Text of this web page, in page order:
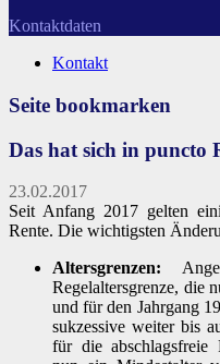
Kontaktdaten
Kontakt
Seite bookmarken
Das hat sich in puncto
23.02.2017
Seit Anfang 2017 gelten
Rente. Die wichtigsten
Altersgrenzen:
Regelaltersgrenze, die
und für den Jahrgang
sukzessive weiter bis
für die abschlagsfreie